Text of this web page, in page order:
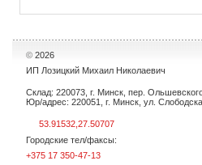
© 2026
ИП Лозицкий Михаил Николаевич
Склад: 220073, г. Минск, пер.
Юр/адрес: 220051, г. Минск, ул.
53.91532,27.50707
Городские тел/факсы:
+375 17 350-47-13